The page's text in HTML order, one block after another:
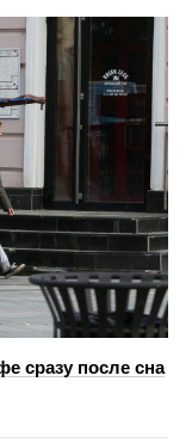
сразу после сна